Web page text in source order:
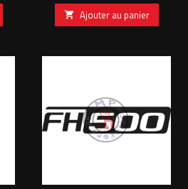
 Ajouter au panier